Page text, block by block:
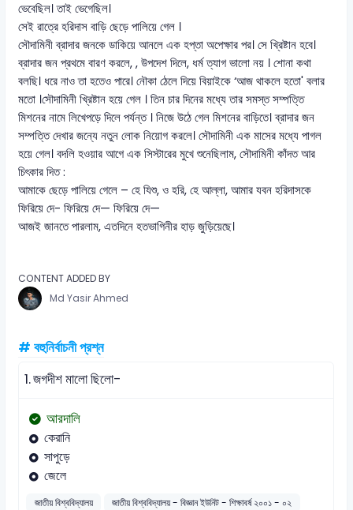
ভেবেছিল। তাই ভেগেছিল।
সেই রাত্রে হরিদাস বাড়ি ছেড়ে পালিয়ে গেল ।
সৌদামিনী ব্রাদার জনকে ডাকিয়ে আনলে এক হপ্তা অপেক্ষার পর। সে খ্রিষ্টান হবে।
ব্রাদার জন প্রথমে বারণ করলে, , উপদেশ দিলে, ধর্ম ত্যাগ ভালো নয় । শোনা কথা
বলছি। ধরে নাও তা হতেও পারে। নৌকা ঠেলে দিয়ে বিয়াইকে ‘আজ থাকলে হতো' বলার
মতো ।সৌদামিনী খ্রিষ্টান হয়ে গেল । তিন চার দিনের মধ্যে তার সমস্ত সম্পত্তি
মিশনের নামে লিখেপড়ে দিলে পর্যন্ত । নিজে উঠে গেল মিশনের বাড়িতে। ব্রাদার জন
সম্পত্তি দেখার জন্যে নতুন লোক নিয়োগ করলে। সৌদামিনী এক মাসের মধ্যে পাগল
হয়ে গেল। বদলি হওয়ার আগে এক সিস্টারের মুখে শুনেছিলাম, সৌদামিনী কাঁদত আর
চিৎকার দিত :
আমাকে ছেড়ে পালিয়ে গেলে – হে যিশু, ও হরি, হে আল্লা, আমার যবন হরিদাসকে
ফিরিয়ে দে- ফিরিয়ে দে— ফিরিয়ে দে—
আজই জানতে পারলাম, এতদিনে হতভাগিনীর হাড় জুড়িয়েছে।
CONTENT ADDED BY
Md Yasir Ahmed
# বহুনির্বাচনী প্রশ্ন
1.জগদীশ মালো ছিলো-
আরদালি
কেরানি
সাপুড়ে
জেলে
জাতীয় বিশ্ববিদ্যালয়
জাতীয় বিশ্ববিদ্যালয় - বিজ্ঞান ইউনিট - শিক্ষাবর্ষ ২০০১ - ০২